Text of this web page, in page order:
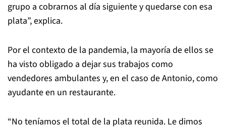
grupo a cobrarnos al día siguiente y quedarse con esa
plata”, explica.
Por el contexto de la pandemia, la mayoría de ellos se
ha visto obligado a dejar sus trabajos como
vendedores ambulantes y, en el caso de Antonio, como
ayudante en un restaurante.
“No teníamos el total de la plata reunida. Le dimos